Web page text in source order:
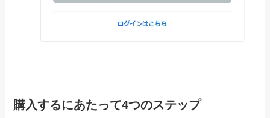
購入するにあたって4つのステップ